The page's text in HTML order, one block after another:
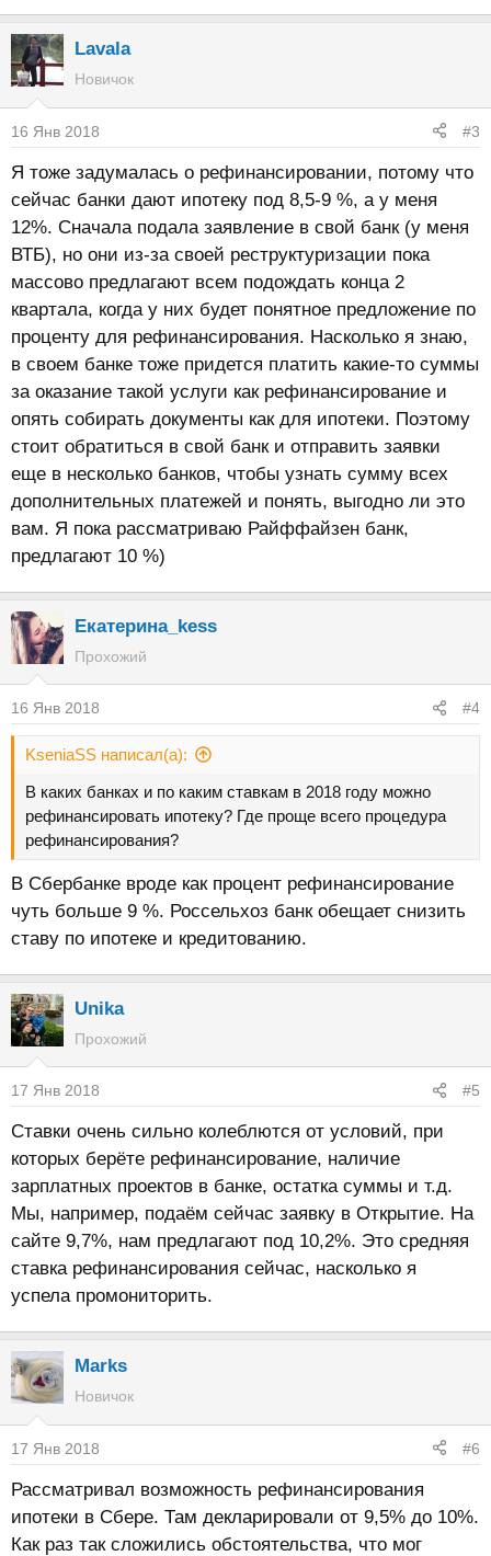
Lavala
Новичок
16 Янв 2018 #3
Я тоже задумалась о рефинансировании, потому что
сейчас банки дают ипотеку под 8,5-9 %, а у меня
12%. Сначала подала заявление в свой банк (у меня
ВТБ), но они из-за своей реструктуризации пока
массово предлагают всем подождать конца 2
квартала, когда у них будет понятное предложение по
проценту для рефинансирования. Насколько я знаю,
в своем банке тоже придется платить какие-то суммы
за оказание такой услуги как рефинансирование и
опять собирать документы как для ипотеки. Поэтому
стоит обратиться в свой банк и отправить заявки
еще в несколько банков, чтобы узнать сумму всех
дополнительных платежей и понять, выгодно ли это
вам. Я пока рассматриваю Райффайзен банк,
предлагают 10 %)
Екатерина_kess
Прохожий
16 Янв 2018 #4
KseniaSS написал(а):
В каких банках и по каким ставкам в 2018 году можно
рефинансировать ипотеку? Где проще всего процедура
рефинансирования?
В Сбербанке вроде как процент рефинансирование
чуть больше 9 %. Россельхоз банк обещает снизить
ставу по ипотеке и кредитованию.
Unika
Прохожий
17 Янв 2018 #5
Ставки очень сильно колеблются от условий, при
которых берёте рефинансирование, наличие
зарплатных проектов в банке, остатка суммы и т.д.
Мы, например, подаём сейчас заявку в Открытие. На
сайте 9,7%, нам предлагают под 10,2%. Это средняя
ставка рефинансирования сейчас, насколько я
успела промониторить.
Marks
Новичок
17 Янв 2018 #6
Рассматривал возможность рефинансирования
ипотеки в Сбере. Там декларировали от 9,5% до 10%.
Как раз так сложились обстоятельства, что мог